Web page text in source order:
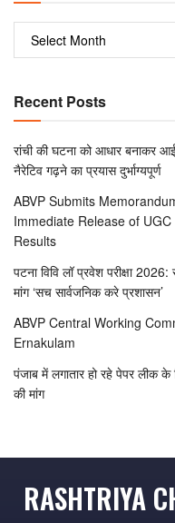
Recent Posts
रांची की घटना को आधार बनाकर
नैरेटिव गढ़ने का प्रयास दुर्भाग्यपूर्ण
ABVP Submits
Immediate Release of
Results
पटना विवि लॉ प्रवेश परीक्षा
मांग ‘सच सार्वजनिक करे प्रशासन’
ABVP Central Working
Ernakulam
पंजाब में लगातार हो रहे पेपर लीक के
की मांग
RASHTRIYA